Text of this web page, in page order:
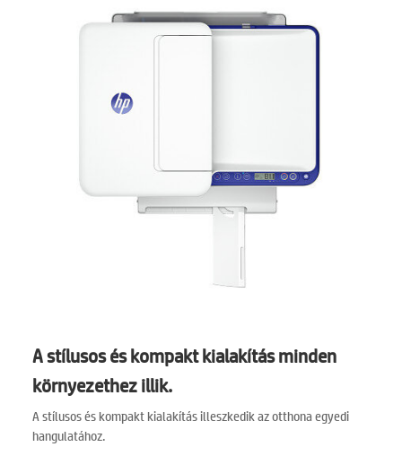
A stílusos és kompakt kialakítás minden
környezethez illik.
A stílusos és kompakt kialakítás illeszkedik az otthona egyedi
hangulatához.